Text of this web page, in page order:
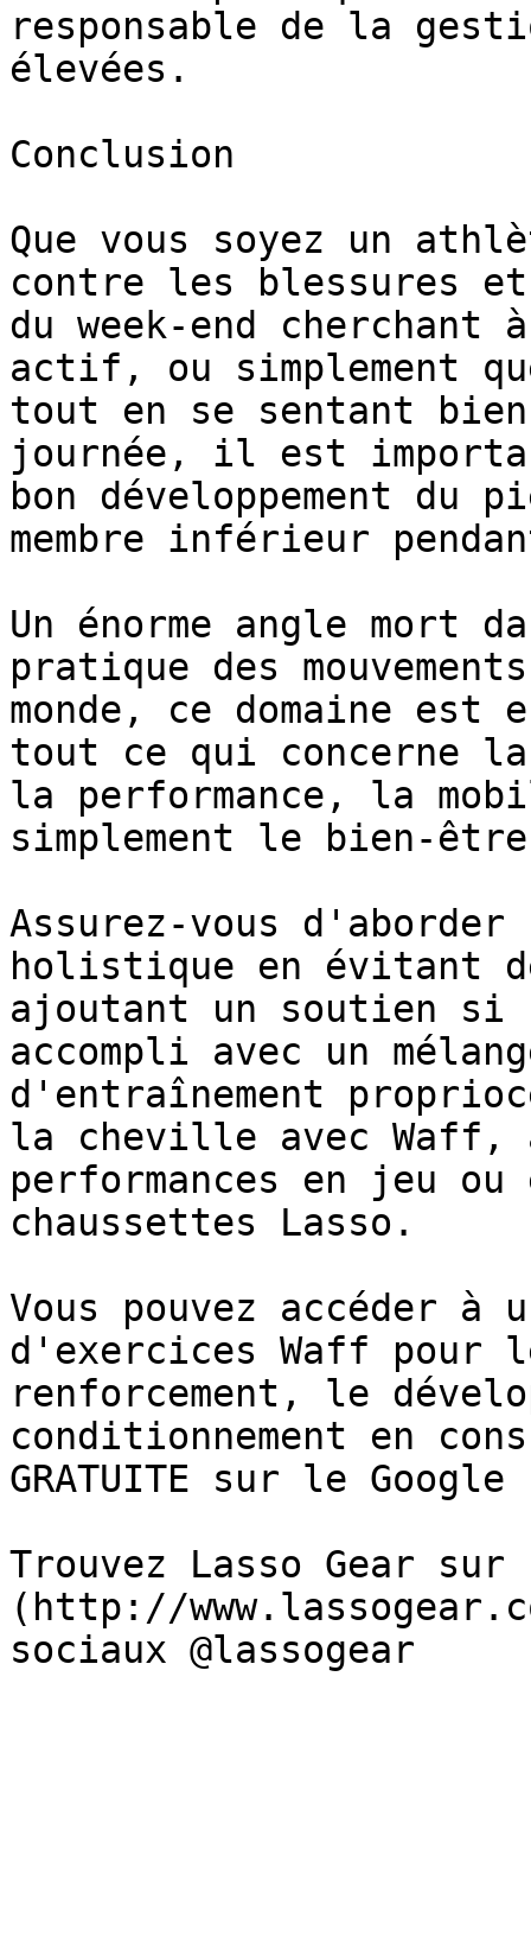
responsable de la
élevées.
Conclusion
Que vous soyez un
contre les blessures
du week-end cherchant
actif, ou simplement
tout en se sentant
journée, il est
bon développement
membre inférieur
Un énorme angle mort
pratique des
monde, ce domaine
tout ce qui concerne
la performance, la
simplement le bien-
Assurez-vous d'aborder
holistique en évitant
ajoutant un soutien si
accompli avec un
d'entraînement
la cheville avec Waff,
performances en jeu
chaussettes Lasso.
Vous pouvez accéder à
d'exercices Waff pour
renforcement, le
conditionnement en
GRATUITE sur le
Trouvez Lasso Gear sur
(http://